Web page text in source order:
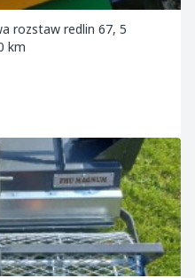
rozstaw redlin 67, 5
km